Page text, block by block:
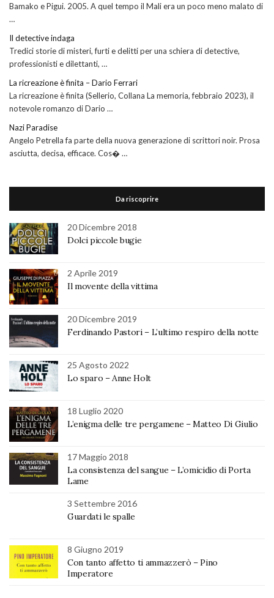
Bamako e Pigui. 2005. A quel tempo il Mali era un poco meno malato di
…
Il detective indaga
Tredici storie di misteri, furti e delitti per una schiera di detective,
professionisti e dilettanti, …
La ricreazione è finita – Dario Ferrari
La ricreazione è finita (Sellerio, Collana La memoria, febbraio 2023), il
notevole romanzo di Dario …
Nazi Paradise
Angelo Petrella fa parte della nuova generazione di scrittori noir. Prosa
asciutta, decisa, efficace. Cos� …
Da riscoprire
20 Dicembre 2018
Dolci piccole bugie
2 Aprile 2019
Il movente della vittima
20 Dicembre 2019
Ferdinando Pastori – L’ultimo respiro della notte
25 Agosto 2022
Lo sparo – Anne Holt
18 Luglio 2020
L’enigma delle tre pergamene – Matteo Di Giulio
17 Maggio 2018
La consistenza del sangue – L’omicidio di Porta
Lame
3 Settembre 2016
Guardati le spalle
8 Giugno 2019
Con tanto affetto ti ammazzerò – Pino
Imperatore